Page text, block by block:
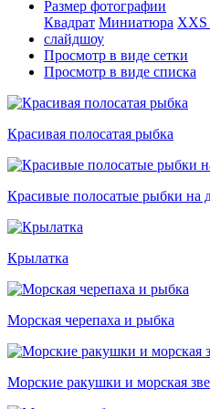
Размер фотографии
Квадрат Миниатюра XXS
слайдшоу
Просмотр в виде сетки
Просмотр в виде списка
Красивая полосатая рыбка
Красивые полосатые рыбки на
Крылатка
Морская черепаха и рыбка
Морские ракушки и морская